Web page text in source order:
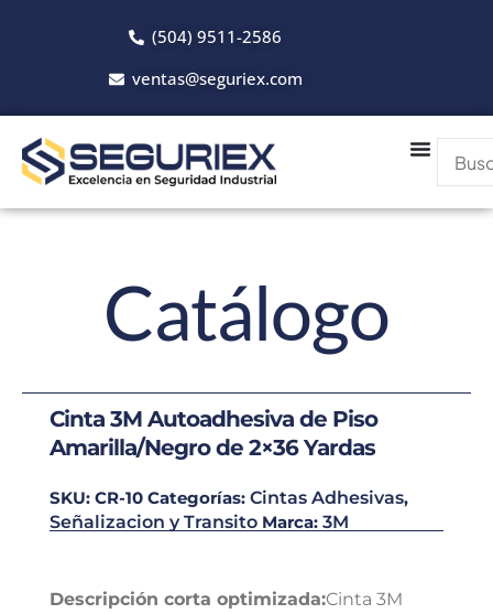
(504) 9511-2586
ventas@seguriex.com
Catálogo
Cinta 3M Autoadhesiva de Piso
Amarilla/Negro de 2×36 Yardas
SKU: CR-10 Categorías: Cintas Adhesivas,
Señalizacion y Transito Marca: 3M
Descripción corta optimizada:Cinta 3M